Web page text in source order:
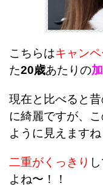
こちらはキャン
た20歳あたりの
現在と比べると
に綺麗ですが、
ように見えますね
二重がくっきり
よね〜！！